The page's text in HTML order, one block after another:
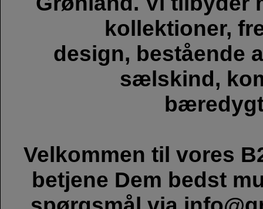
kollektioner,
design, bestående
sælskind,
Velkommen til vores
betjene Dem bedst